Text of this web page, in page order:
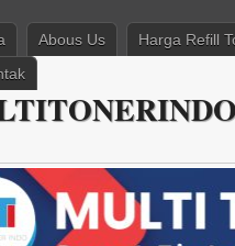
Abous Us Harga Refill